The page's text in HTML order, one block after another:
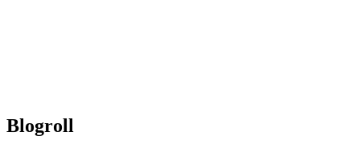
Blogroll